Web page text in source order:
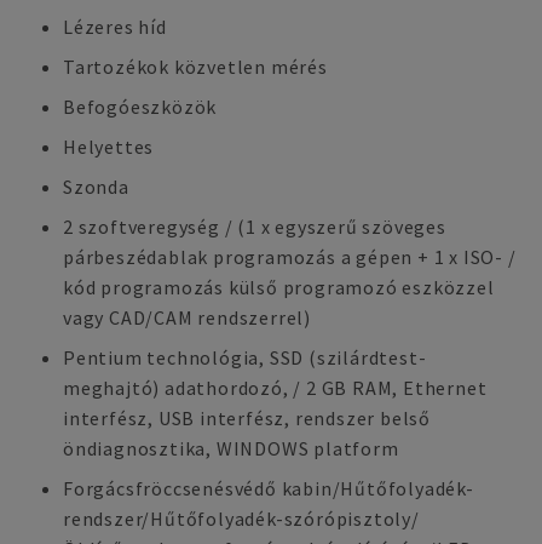
Lézeres híd
Tartozékok közvetlen mérés
Befogóeszközök
Helyettes
Szonda
2 szoftveregység / (1 x egyszerű szöveges
párbeszédablak programozás a gépen + 1 x ISO- /
kód programozás külső programozó eszközzel
vagy CAD/CAM rendszerrel)
Pentium technológia, SSD (szilárdtest-
meghajtó) adathordozó, / 2 GB RAM, Ethernet
interfész, USB interfész, rendszer belső
öndiagnosztika, WINDOWS platform
Forgácsfröccsenésvédő kabin/Hűtőfolyadék-
rendszer/Hűtőfolyadék-szórópisztoly/